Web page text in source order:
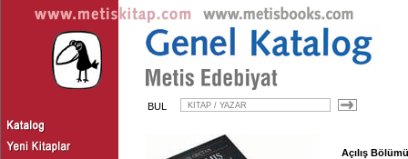
BUL
Açılış